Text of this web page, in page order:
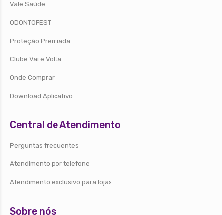
Vale Saúde
ODONTOFEST
Proteção Premiada
Clube Vai e Volta
Onde Comprar
Download Aplicativo
Central de Atendimento
Perguntas frequentes
Atendimento por telefone
Atendimento exclusivo para lojas
Sobre nós